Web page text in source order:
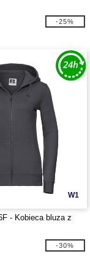
-25%
W1
- Kobieca bluza z
-30%